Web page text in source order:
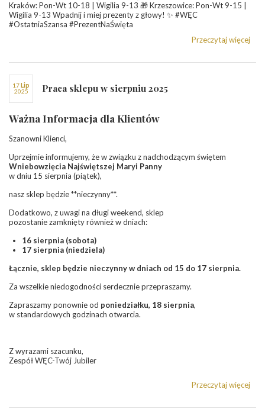
Kraków: Pon-Wt 10-18 | Wigilia 9-13 🎁 Krzeszowice: Pon-Wt 9-15 |
Wigilia 9-13 Wpadnij i miej prezenty z głowy! ✨ #WĘC
#OstatniaSzansa #PrezentNaŚwięta
Przeczytaj więcej
17 lip
2025
Praca sklepu w sierpniu 2025
Ważna Informacja dla Klientów
Szanowni Klienci,
Uprzejmie informujemy, że w związku z nadchodzącym świętem
Wniebowzięcia Najświętszej Maryi Panny
w dniu 15 sierpnia (piątek),
nasz sklep będzie **nieczynny**.
Dodatkowo, z uwagi na długi weekend, sklep
pozostanie zamknięty również w dniach:
16 sierpnia (sobota)
17 sierpnia (niedziela)
Łącznie, sklep będzie nieczynny w dniach od 15 do 17 sierpnia.
Za wszelkie niedogodności serdecznie przepraszamy.
Zapraszamy ponownie od poniedziałku, 18 sierpnia,
w standardowych godzinach otwarcia.
Z wyrazami szacunku,
Zespół WĘC-Twój Jubiler
Przeczytaj więcej